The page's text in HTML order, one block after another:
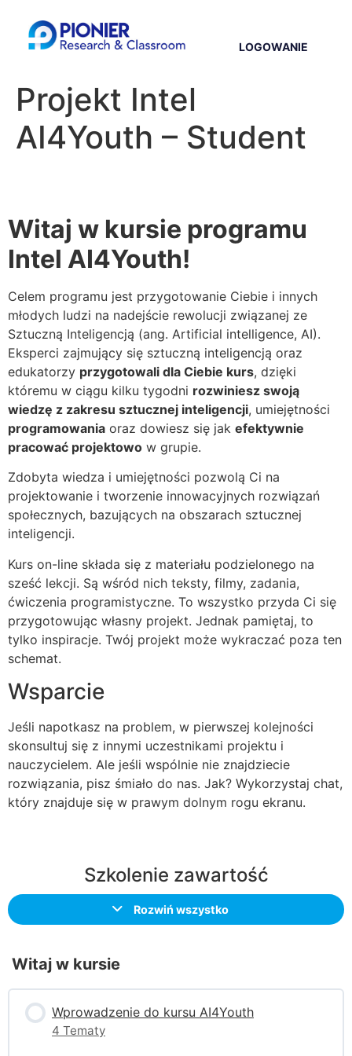
LOGOWANIE
Projekt Intel
AI4Youth – Student
Witaj w kursie programu
Intel AI4Youth!
Celem programu jest przygotowanie Ciebie i innych
młodych ludzi na nadejście rewolucji związanej ze
Sztuczną Inteligencją (ang. Artificial intelligence, AI).
Eksperci zajmujący się sztuczną inteligencją oraz
edukatorzy przygotowali dla Ciebie kurs, dzięki
któremu w ciągu kilku tygodni rozwiniesz swoją
wiedzę z zakresu sztucznej inteligencji, umiejętności
programowania oraz dowiesz się jak efektywnie
pracować projektowo w grupie.
Zdobyta wiedza i umiejętności pozwolą Ci na
projektowanie i tworzenie innowacyjnych rozwiązań
społecznych, bazujących na obszarach sztucznej
inteligencji.
Kurs on-line składa się z materiału podzielonego na
sześć lekcji. Są wśród nich teksty, filmy, zadania,
ćwiczenia programistyczne. To wszystko przyda Ci się
przygotowując własny projekt. Jednak pamiętaj, to
tylko inspiracje. Twój projekt może wykraczać poza ten
schemat.
Wsparcie
Jeśli napotkasz na problem, w pierwszej kolejności
skonsultuj się z innymi uczestnikami projektu i
nauczycielem. Ale jeśli wspólnie nie znajdziecie
rozwiązania, pisz śmiało do nas. Jak? Wykorzystaj chat,
który znajduje się w prawym dolnym rogu ekranu.
Szkolenie zawartość
Rozwiń wszystko
Witaj w kursie
Wprowadzenie do kursu AI4Youth
4 Tematy